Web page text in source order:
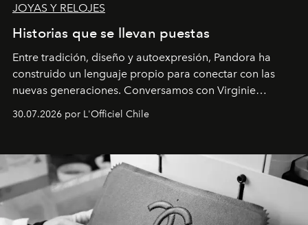
JOYAS Y RELOJES
Historias que se llevan puestas
Entre tradición, diseño y autoexpresión, Pandora ha
construido un lenguaje propio para conectar con las
nuevas generaciones. Conversamos con Virginie
Latinoamérica, sobre identidad, cultura y el valor
30.07.2026 por L'Officiel Chile